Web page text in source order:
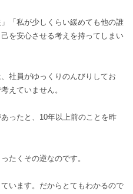
「私が少しくらい緩めても他の誰
を安心させる考えを持ってしまい
社員がゆっくりのんびりしてお
えていません。
ったと、10年以上前のことを昨
たくその逆なのです。
います。だからとてもわかるので